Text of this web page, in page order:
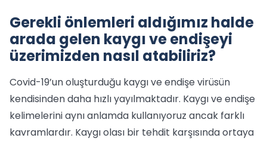
Gerekli önlemleri aldığımız halde
arada gelen kaygı ve endişeyi
üzerimizden nasıl atabiliriz?
Covid-19’un oluşturduğu kaygı ve endişe virüsün
kendisinden daha hızlı yayılmaktadır. Kaygı ve endişe
kelimelerini aynı anlamda kullanıyoruz ancak farklı
kavramlardır. Kaygı olası bir tehdit karşısında ortaya